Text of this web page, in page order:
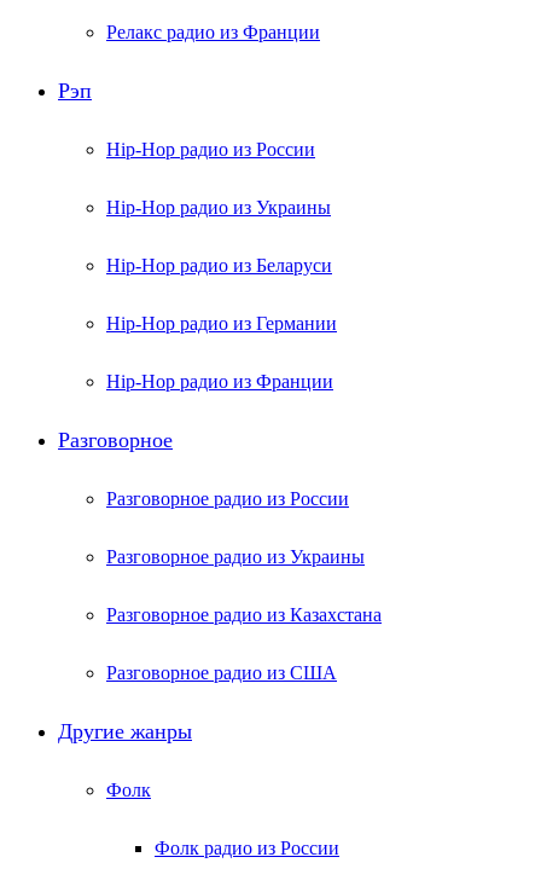
Релакс радио из Франции
Рэп
Hip-Hop радио из России
Hip-Hop радио из Украины
Hip-Hop радио из Беларуси
Hip-Hop радио из Германии
Hip-Hop радио из Франции
Разговорное
Разговорное радио из России
Разговорное радио из Украины
Разговорное радио из Казахстана
Разговорное радио из США
Другие жанры
Фолк
Фолк радио из России